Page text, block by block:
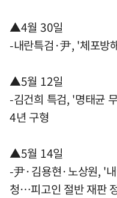
▲4월 30일
-내란특검·尹, '체포방
▲5월 12일
-김건희 특검, '명태균
4년 구형
▲5월 14일
-尹·김용현·노상원, '
청…피고인 절반 재판